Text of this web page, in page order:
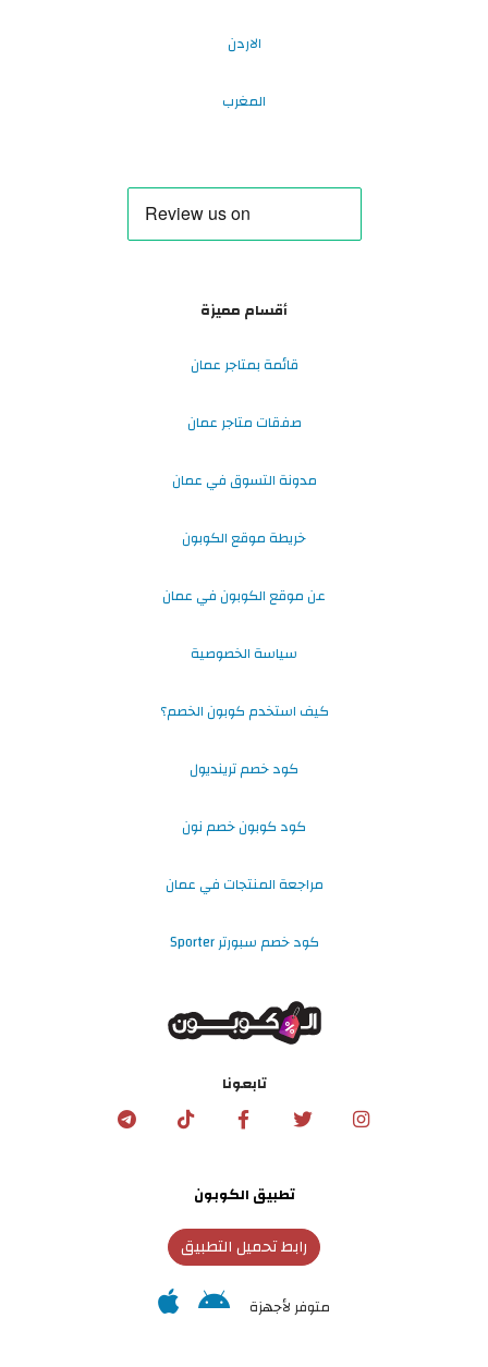
الاردن
المغرب
أقسام مميزة
قائمة بمتاجر عمان
صفقات متاجر عمان
مدونة التسوق في عمان
خريطة موقع الكوبون
عن موقع الكوبون في عمان
سياسة الخصوصية
كيف استخدم كوبون الخصم؟
كود خصم ترينديول
كود كوبون خصم نون
مراجعة المنتجات في عمان
كود خصم سبورتر Sporter
تابعونا
تطبيق الكوبون
رابط تحميل التطبيق
متوفر لأجهزة